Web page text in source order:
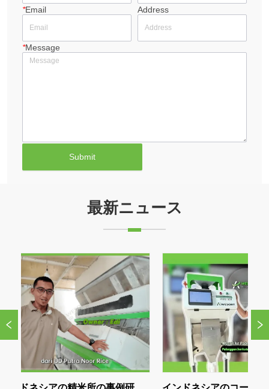
*Email Address
*Message
Submit
最新ニュース